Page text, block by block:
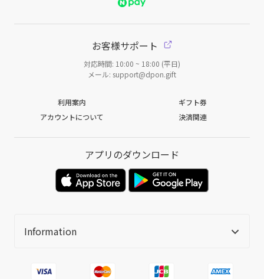
お客様サポート
対応時間: 10:00 ~ 18:00 (平日)
メール: support@dpon.gift
利用案内
ギフト券
アカウントについて
決済関連
アプリのダウンロード
Information